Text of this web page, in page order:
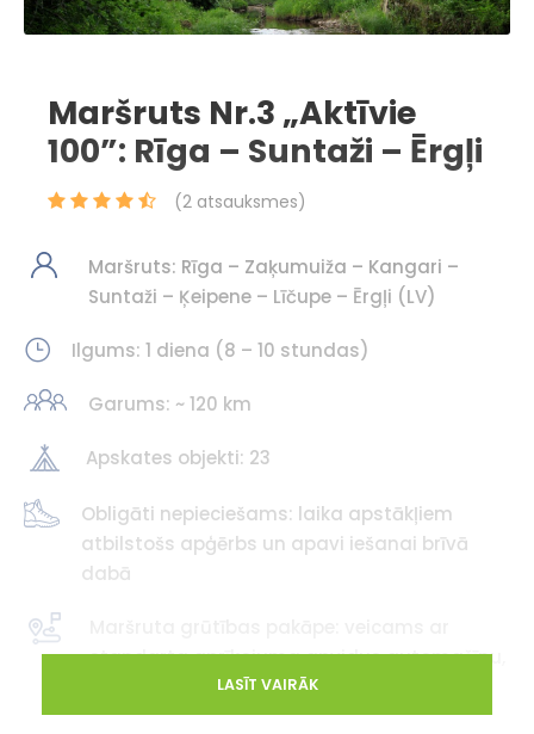
Maršruts Nr.3 „Aktīvie
100”: Rīga – Suntaži – Ērgļi
(2 atsauksmes)
Maršruts: Rīga – Zaķumuiža – Kangari –
Suntaži – Ķeipene – Līčupe – Ērgļi (LV)
Ilgums: 1 diena (8 – 10 stundas)
Garums: ~ 120 km
Apskates objekti: 23
Obligāti nepieciešams: laika apstākļiem
atbilstošs apģērbs un apavi iešanai brīvā
dabā
standarta aprīkojuma apvidus automašīnu,
arī SUV, ja nav ekstrēmi laika apstākļi.
LASĪT VAIRĀK